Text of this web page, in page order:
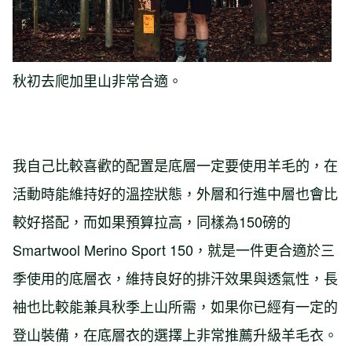
秋初去爬加里山非常合適。
我自己比較喜歡的配置是底層一定要使用羊毛的，在
活動時能維持好的溫控狀態，外層和行進中層也會比
較好搭配，而如果預算拉高，同樣為150磅的
Smartwool Merino Sport 150，就是一件更合適於三
季使用的底層衣，維持良好的排汗效果與透氣性，長
袖也比較能兼具秋季上山所需，如果你已經有一定的
登山裝備，在底層衣的選擇上非常推薦升級羊毛衣。